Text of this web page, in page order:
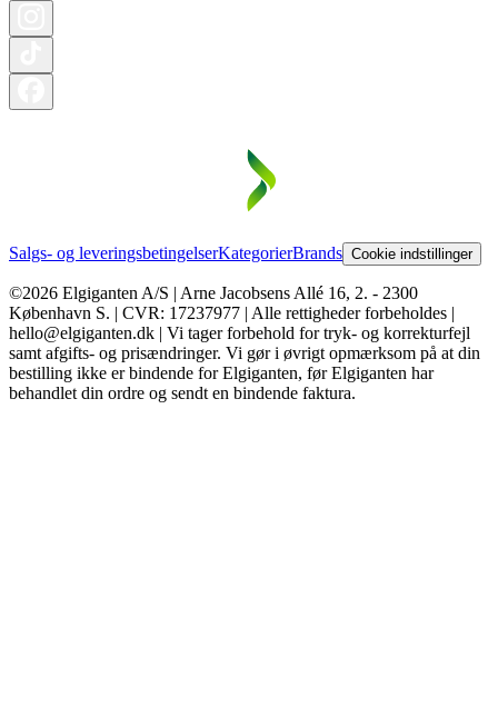
Salgs- og leveringsbetingelserKategorierBrands Cookie indstillinger
©2026 Elgiganten A/S | Arne Jacobsens Allé 16, 2. - 2300
København S. | CVR: 17237977 | Alle rettigheder forbeholdes |
hello@elgiganten.dk | Vi tager forbehold for tryk- og korrekturfejl
samt afgifts- og prisændringer. Vi gør i øvrigt opmærksom på at din
bestilling ikke er bindende for Elgiganten, før Elgiganten har
behandlet din ordre og sendt en bindende faktura.